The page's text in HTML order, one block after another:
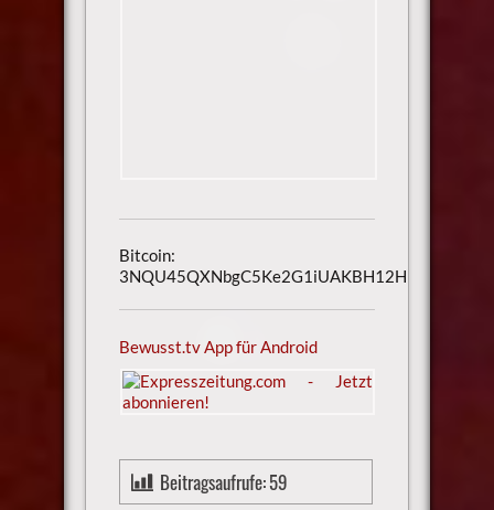
Bitcoin:
3NQU45QXNbgC5Ke2G1iUAKBH12H1h3UmAu
Bewusst.tv App für Android
Beitragsaufrufe:59